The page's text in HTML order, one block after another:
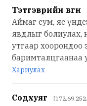
Тэтгэврийн өвгөн
Аймаг сум, яс
явдлыг болиулах,
утгаар хоорондоо
баримталцгаанаа
Хариулах
Содхуяг